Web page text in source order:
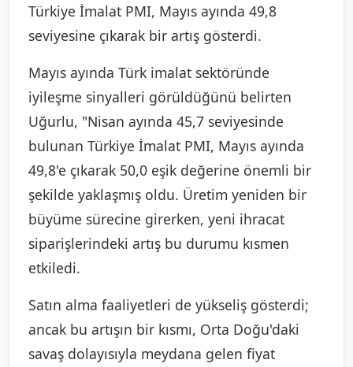
Türkiye İmalat PMI, Mayıs ayında 49,8
seviyesine çıkarak bir artış gösterdi.
Mayıs ayında Türk imalat sektöründe
iyileşme sinyalleri görüldüğünü belirten
Uğurlu, "Nisan ayında 45,7 seviyesinde
bulunan Türkiye İmalat PMI, Mayıs ayında
49,8'e çıkarak 50,0 eşik değerine önemli bir
şekilde yaklaşmış oldu. Üretim yeniden bir
büyüme sürecine girerken, yeni ihracat
siparişlerindeki artış bu durumu kısmen
etkiledi.
Satın alma faaliyetleri de yükseliş gösterdi;
ancak bu artışın bir kısmı, Orta Doğu'daki
savaş dolayısıyla meydana gelen fiyat